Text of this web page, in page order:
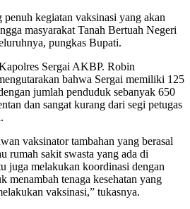
kegiatan vaksinasi yang akan
masyarakat Tanah Bertuah Negeri
pungkas Bupati.
Sergai AKBP. Robin
bahwa Sergai memiliki 125
jumlah penduduk sebanyak 650
dan sangat kurang dari segi petugas
vaksinator tambahan yang berasal
rumah sakit swasta yang ada di
juga melakukan koordinasi dengan
menambah tenaga kesehatan yang
vaksinasi,” tukasnya.